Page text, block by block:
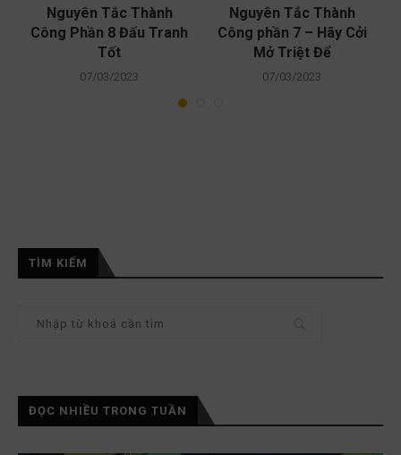
Nguyên Tắc Thành
Công Phần 8 Đấu Tranh
Tốt
07/03/2023
Nguyên Tắc Thành
Công phần 7 – Hãy Cởi
Mở Triệt Để
07/03/2023
TÌM KIẾM
ĐỌC NHIỀU TRONG TUẦN